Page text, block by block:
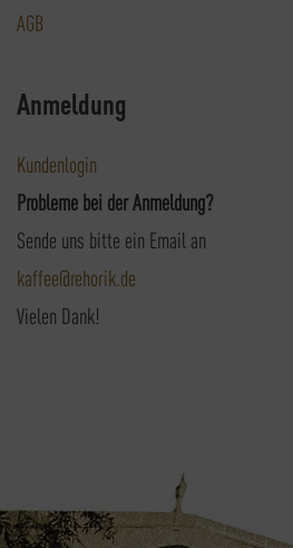
AGB
Anmeldung
Kundenlogin
Probleme bei der Anmeldung?
Sende uns bitte ein Email an
kaffee@rehorik.de
Vielen Dank!